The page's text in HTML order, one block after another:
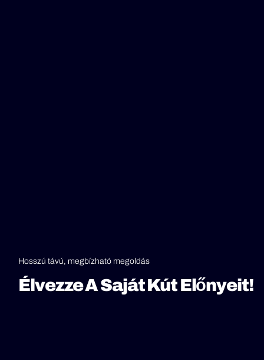
Hosszú távú, megbízható megoldás
Élvezze A Saját Kút Előnyeit!